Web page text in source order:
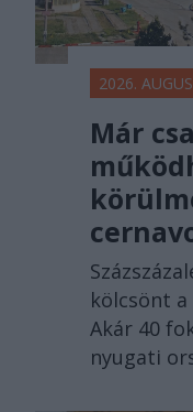
2026.
Már
kölcsönt
Akár 40
nyugati